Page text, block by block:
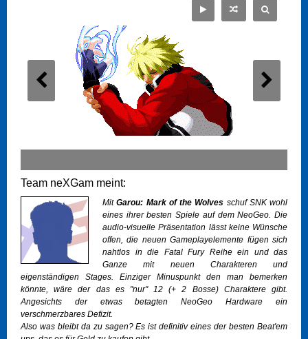
Team neXGam meint:
MitGarou: Mark of the Wolves schuf SNK wohl
eines ihrer besten Spiele auf dem NeoGeo. Die
audio-visuelle Präsentation lässt keine Wünsche
offen, die neuen Gameplayelemente fügen sich
nahtlos in die Fatal Fury Reihe ein und das
Ganze mit neuen Charakteren und
eigenständigen Stages. Einziger Minuspunkt den man bemerken
könnte, wäre der das es "nur" 12 (+ 2 Bosse) Charaktere gibt.
Angesichts der etwas betagten NeoGeo Hardware ein
verschmerzbares Defizit.
Also was bleibt da zu sagen? Es ist definitiv eines der besten Beat'em